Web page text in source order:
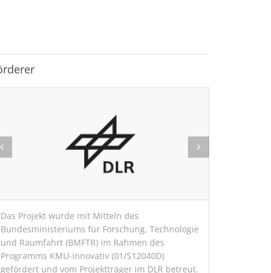
Das Projekt wurde mit Mitteln des
Bundesministeriums für Forschung, Technologie
und Raumfahrt (BMFTR) im Rahmen des
Programms KMU-innovativ (01/S12040D)
gefördert und vom Projektträger im DLR betreut.